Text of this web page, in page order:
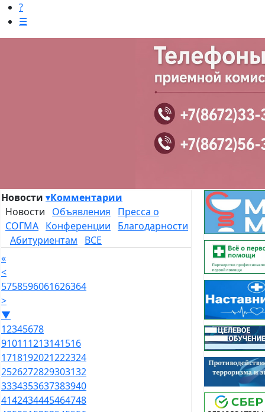
?
☰
Новости ▾Комментарии
Новости Объявления
Пресса о
СОГМА Конференции
Благодарности
Абитуриентам
ВСЕ
«
<
5758596061626364
>
▼
12345678
910111213141516
1718192021222324
2526272829303132
3334353637383940
4142434445464748